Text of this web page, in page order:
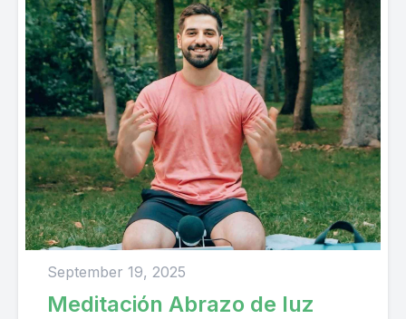
September 19, 2025
Meditación Abrazo de luz